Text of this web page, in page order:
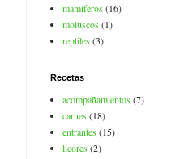
mamíferos(16)
moluscos(1)
reptiles(3)
Recetas
acompañamientos(7)
carnes(18)
entrantes(15)
licores(2)